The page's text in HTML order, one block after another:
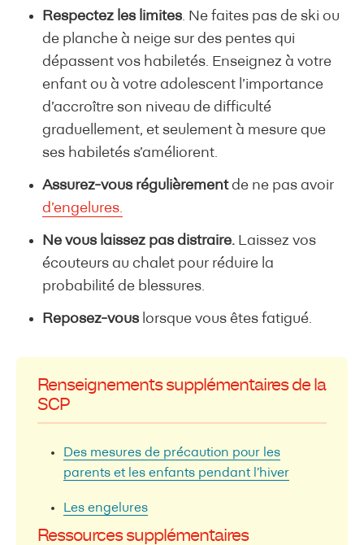
Respectez les limites. Ne faites pas de ski ou
de planche à neige sur des pentes qui
dépassent vos habiletés. Enseignez à votre
enfant ou à votre adolescent l’importance
d’accroître son niveau de difficulté
graduellement, et seulement à mesure que
ses habiletés s’améliorent.
Assurez-vous régulièrementde ne pas avoir
d’engelures.
Ne vous laissez pas distraire. Laissez vos
écouteurs au chalet pour réduire la
probabilité de blessures.
Reposez-vous lorsque vous êtes fatigué.
Renseignements supplémentaires de la
SCP
Des mesures de précaution pour les
parents et les enfants pendant l’hiver
​Les engelures
Ressources supplémentaires